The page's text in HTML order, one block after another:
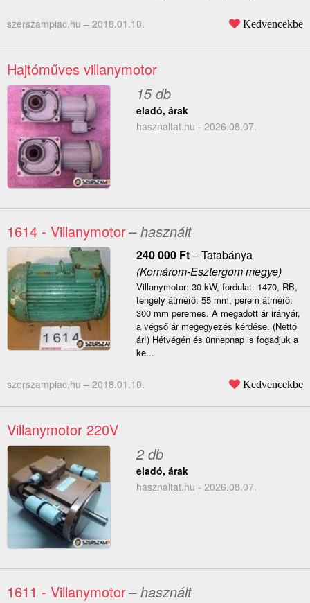
szerszampiac.hu – 2018.01.10. Kedvencekbe
Hajtóműves villanymotor
15 db
eladó, árak
hasznaltat.hu - 2026.08.07.
1614 - Villanymotor– használt
240 000 Ft–Tatabánya
(Komárom-Esztergom megye)
Villanymotor: 30 kW, fordulat: 1470, RB,
tengely átmérő: 55 mm, perem átmérő:
300 mm peremes. A megadott ár irányár,
a végső ár megegyezés kérdése. (Nettó
ár!) Hétvégén és ünnepnap is fogadjuk a
ke...
szerszampiac.hu – 2018.01.10. Kedvencekbe
Villanymotor 220V
2 db
eladó, árak
hasznaltat.hu - 2026.08.07.
1611 - Villanymotor– használt